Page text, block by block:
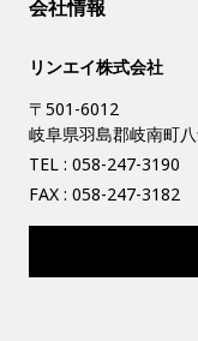
会社情報
リンエイ株式会社
〒501-6012
岐阜県羽島郡岐南町
TEL : 058-247-3190
FAX : 058-247-3182